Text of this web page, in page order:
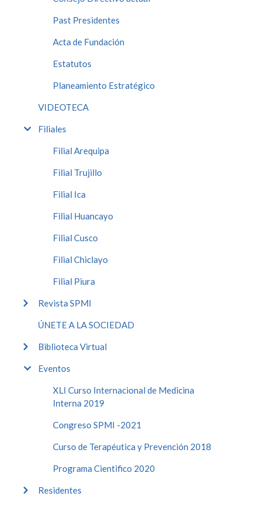
Past Presidentes
Acta de Fundación
Estatutos
Planeamiento Estratégico
VIDEOTECA
Filiales
Filial Arequipa
Filial Trujillo
Filial Ica
Filial Huancayo
Filial Cusco
Filial Chiclayo
Filial Piura
Revista SPMI
ÚNETE A LA SOCIEDAD
Biblioteca Virtual
Eventos
XLI Curso Internacional de Medicina
Interna 2019
Congreso SPMI -2021
Curso de Terapéutica y Prevención 2018
Programa Cientifico 2020
Residentes